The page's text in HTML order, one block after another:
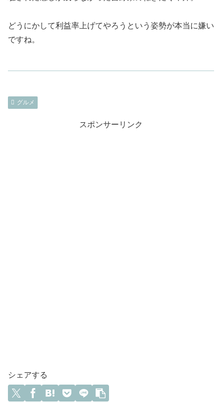
どうにかして利益率上げてやろうという姿勢が本当に嫌い
ですね。
グルメ
スポンサーリンク
シェアする